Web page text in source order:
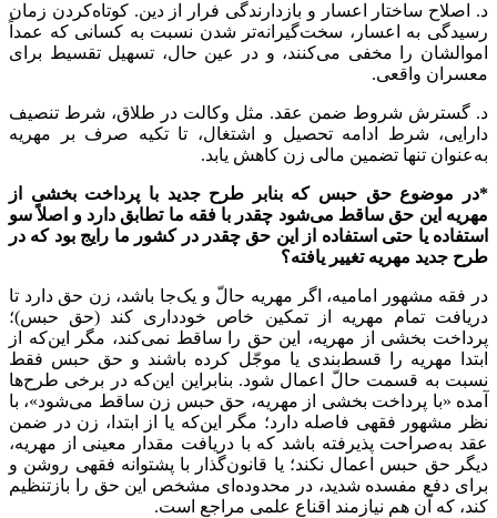
د. اصلاح ساختار اعسار و بازدارندگی فرار از دین. کوتاه‌کردن زمان
رسیدگی به اعسار، سخت‌گیرانه‌تر شدن نسبت به کسانی که عمداً
اموالشان را مخفی می‌کنند، و در عین حال، تسهیل تقسیط برای
معسران واقعی.
د. گسترش شروط ضمن عقد. مثل وکالت در طلاق، شرط تنصیف
دارایی، شرط ادامه تحصیل و اشتغال، تا تکیه صرف بر مهریه
به‌عنوان تنها تضمین مالی زن کاهش یابد.
*در موضوع حق حبس که بنابر طرح جدید با پرداخت بخشی از
مهریه این حق ساقط می‌شود چقدر با فقه ما تطابق دارد و اصلاً سو
استفاده یا حتی استفاده از این حق چقدر در کشور ما رایج بود که در
طرح جدید مهریه تغییر یافته؟
در فقه مشهور امامیه، اگر مهریه حالّ و یک‌جا باشد، زن حق دارد تا
دریافت تمام مهریه از تمکین خاص خودداری کند (حق حبس)؛
پرداخت بخشی از مهریه، این حق را ساقط نمی‌کند، مگر این‌که از
ابتدا مهریه را قسط‌بندی یا موجّل کرده باشند و حق حبس فقط
نسبت به قسمت حالّ اعمال شود. بنابراین این‌که در برخی طرح‌ها
آمده «با پرداخت بخشی از مهریه، حق حبس زن ساقط می‌شود»، با
نظر مشهور فقهی فاصله دارد؛ مگر این‌که یا از ابتدا، زن در ضمن
عقد به‌صراحت پذیرفته باشد که با دریافت مقدار معینی از مهریه،
دیگر حق حبس اعمال نکند؛ یا قانون‌گذار با پشتوانه فقهی روشن و
برای دفع مفسده شدید، در محدوده‌ای مشخص این حق را بازتنظیم
کند، که آن هم نیازمند اقناع علمی مراجع است.